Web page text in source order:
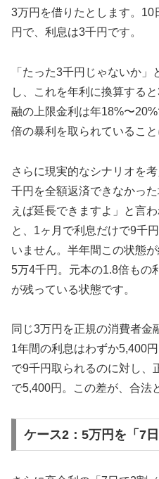
3万円を借りたとします。
円で、利息は3千円です。
「たった3千円じゃないか
し、これを年利に換算する
融の上限金利は年18%〜
倍の暴利を取られていること
さらに現実的なシナリオを
千円を全額返済できなかっ
えば延長できますよ」と言
と、1ヶ月で利息だけで9千
いません。半年間この状態
5万4千円。元本の1.8倍もの
が残っている状態です。
同じ3万円を正規の消費者金
1年間の利息はわずか5,400
で9千円取られるのに対し、
で5,400円。この差が、合法
ケース2：5万円を「7